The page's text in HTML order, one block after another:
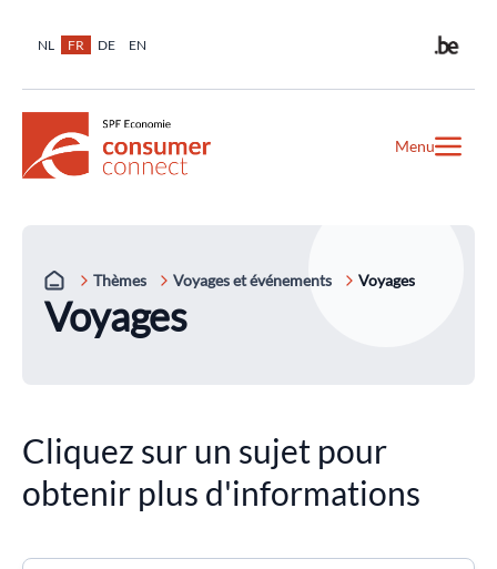
NL FR DE EN
Menu
Thèmes Voyages et événements Voyages
Voyages
Cliquez sur un sujet pour
obtenir plus d'informations